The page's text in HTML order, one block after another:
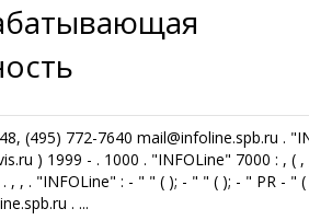
(495) 772-7640 mail@infoline.spb.ru .
) 1999 - . 1000 . "INFOLine" 7000 : , ( ,
, , . "INFOLine" : - " " ( ); - " " ( ); - " PR - " (
. ...